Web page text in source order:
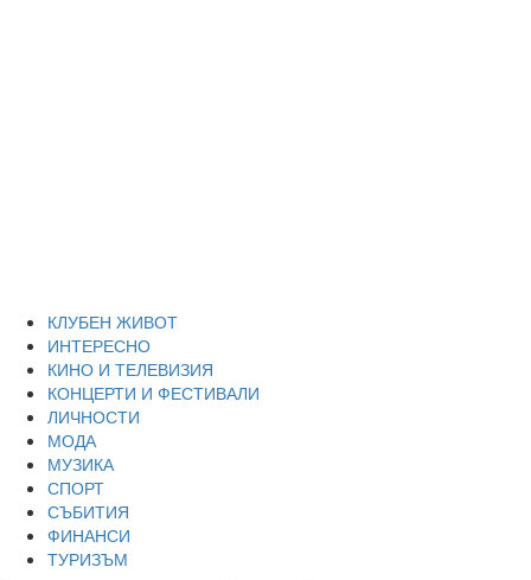
КЛУБЕН ЖИВОТ
ИНТЕРЕСНО
КИНО И ТЕЛЕВИЗИЯ
КОНЦЕРТИ И ФЕСТИВАЛИ
ЛИЧНОСТИ
МОДА
МУЗИКА
СПОРТ
СЪБИТИЯ
ФИНАНСИ
ТУРИЗЪМ